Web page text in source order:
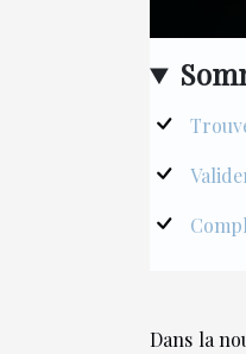
Dans la